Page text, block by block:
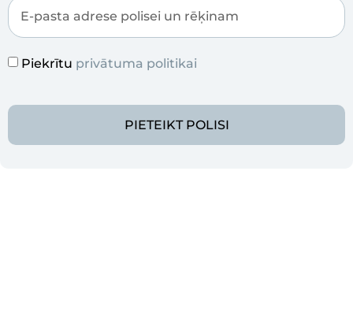
Piekrītu privātuma politikai
PIETEIKT POLISI